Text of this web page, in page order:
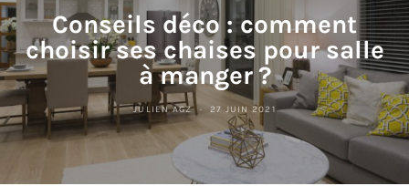
Conseils déco : comment
choisir ses chaises pour salle
à manger ?
JULIEN AGZ 27 JUIN 2021